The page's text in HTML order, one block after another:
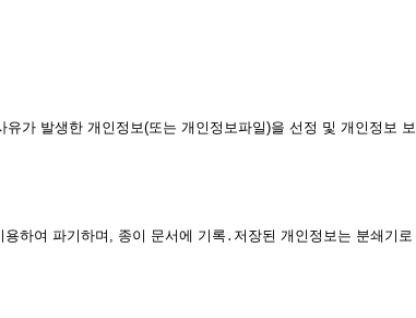
가 발생한 개인정보(또는 개인정보파일)을 선정 및 개인정보
하여 파기하며, 종이 문서에 기록․저장된 개인정보는 분쇄기